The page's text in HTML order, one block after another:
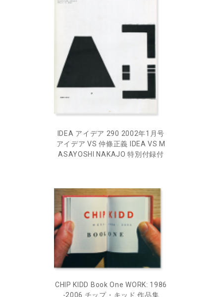
IDEA アイデア 290 2002年1月号
アイデア VS 仲條正義 IDEA VS M
ASAYOSHI NAKAJO 特別付録付
CHIP KIDD Book One WORK: 1986
-2006 チップ・キッド 作品集